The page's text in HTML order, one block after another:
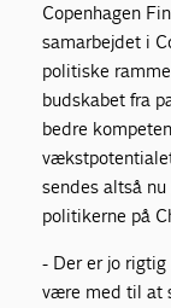
Copenhagen
samarbejdet i
politiske
budskabet fra
bedre
sendes altså
politikerne på
- Der er jo
være med til at